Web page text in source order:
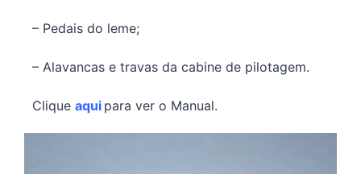
– Pedais do leme;
– Alavancas e travas da cabine de pilotagem.
Clique aqui para ver o Manual.